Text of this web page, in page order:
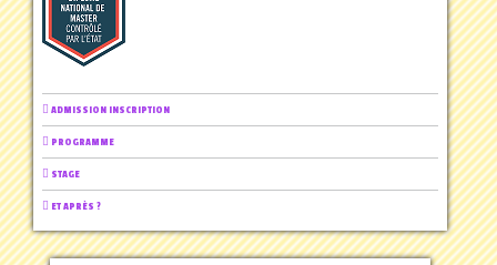
ADMISSION INSCRIPTION
PROGRAMME
STAGE
ET APRÈS ?